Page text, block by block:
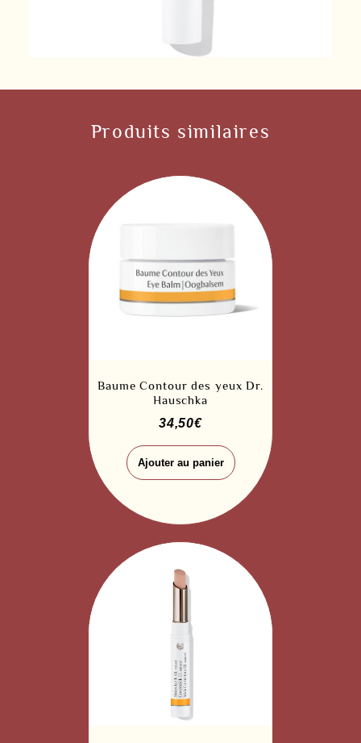
Produits similaires
Baume Contour des yeux Dr.
Hauschka
34,50€
Ajouter au panier